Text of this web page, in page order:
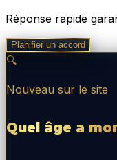
Réponse rapide
Planifier un accord
🔍
Nouveau sur le site
Quel âge a